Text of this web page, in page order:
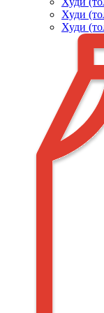
Худи
Худи